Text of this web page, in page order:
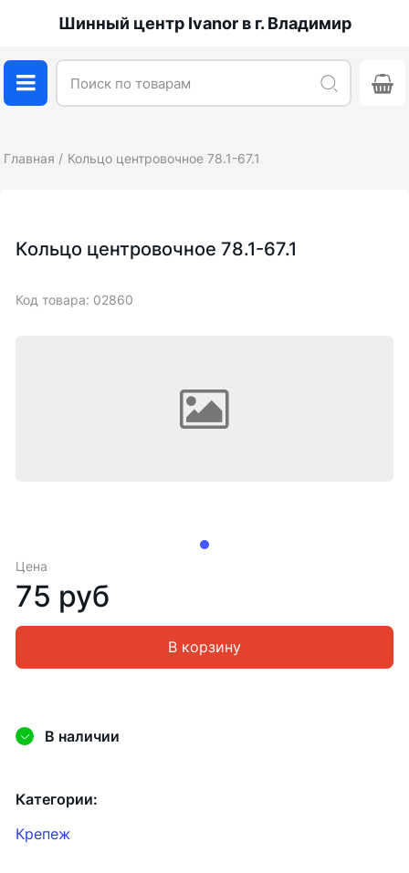
Шинный центр Ivanor в г. Владимир
Главная Кольцо центровочное 78.1-67.1
Цена
75 руб
В корзину
Кольцо центровочное 78.1-67.1
Код товара: 02860
Категории:
Крепеж
В наличии